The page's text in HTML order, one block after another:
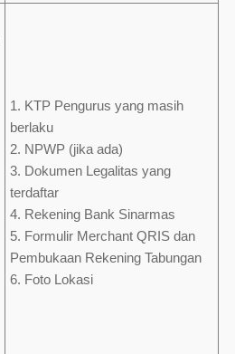
1. KTP Pengurus yang masih
berlaku
2. NPWP (jika ada)
3. Dokumen Legalitas yang
terdaftar
4. Rekening Bank Sinarmas
5. Formulir Merchant QRIS dan
Pembukaan Rekening Tabungan
6. Foto Lokasi